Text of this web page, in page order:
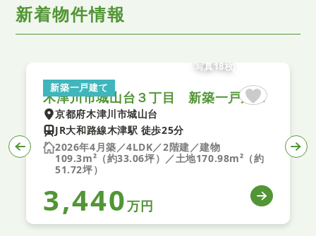
新着物件情報
新築一戸建て
写真18枚
木津川市城山台３丁目 新築一戸建て ２１号棟
京都府木津川市城山台
JR大和路線木津駅 徒歩25分
2026年4月築／4LDK／2階建／建物
109.3m²（約33.06坪）／土地170.98m²（約
51.72坪）
3,440万円